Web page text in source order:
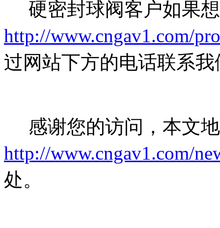
硬密封球阀客户如果
http://www.cngav1.com/
过网站下方的电话联系我
感谢您的访问，本文
http://www.cngav1.com/
处。